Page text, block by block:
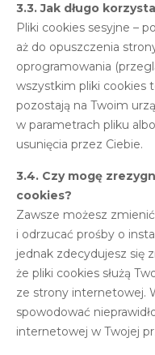
3.3. Jak długo
Pliki cookies sesyjne –
aż do opuszczenia
oprogramowania
wszystkim pliki cookies
pozostają na Twoim
w parametrach pliku
usunięcia przez Ciebie.
3.4. Czy mogę
cookies?
Zawsze możesz
i odrzucać prośby o
jednak zdecydujesz się
że pliki cookies służą
ze strony internetowej.
spowodować
internetowej w Twojej